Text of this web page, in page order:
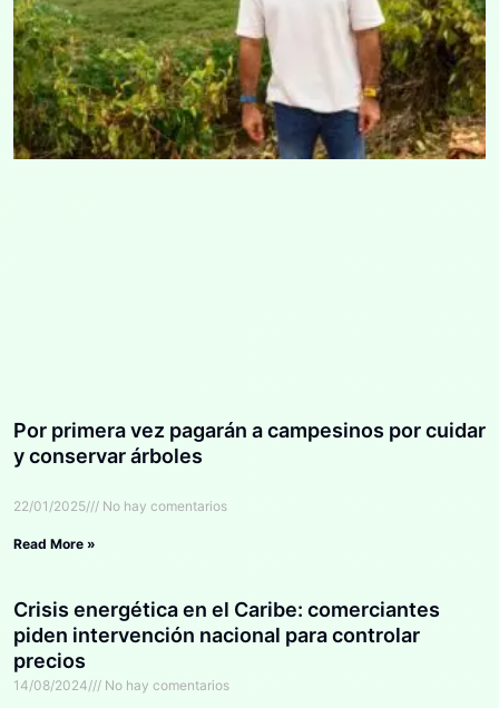
Por primera vez pagarán a campesinos por cuidar
y conservar árboles
22/01/2025 No hay comentarios
Read More »
Crisis energética en el Caribe: comerciantes
piden intervención nacional para controlar
precios
14/08/2024 No hay comentarios